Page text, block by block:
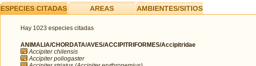
ESPECIES CITADAS AREAS AMBIENTES/SITIOS
Hay 1023 especies citadas
ANIMALIA/CHORDATA/AVES/ACCIPITRIFORMES/Accipitridae
Accipiter chilensis
Accipiter poliogaster